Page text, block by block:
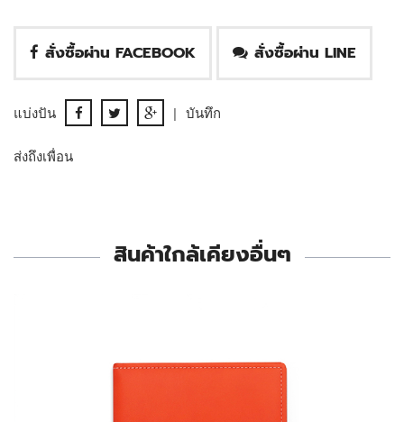
สั่งซื้อผ่าน FACEBOOK สั่งซื้อผ่าน LINE
แบ่งปัน | บันทึก
ส่งถึงเพื่อน
สินค้าใกล้เคียงอื่นๆ